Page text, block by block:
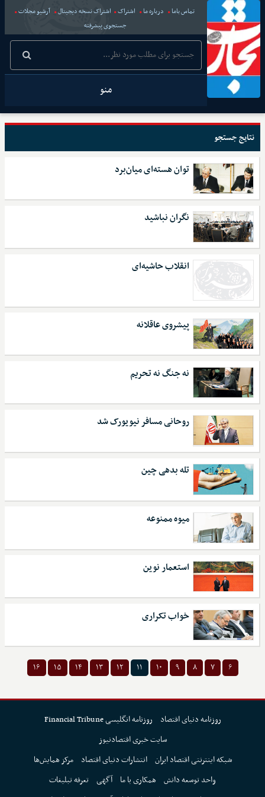
تماس باما درباره ما اشتراک اشتراک نسخه دیجیتال
آرشیو مجلات
جستجوی پیشرفته
منو
نتایج جستجو
توان هسته‌ای میان‌برد
نگران نباشید
انقلاب حاشیه‌ای
پیشروی عاقلانه
نه جنگ نه تحریم
روحانی مسافر نیویورک شد
تله بدهی چین
میوه ممنوعه
استعمار نوین
خواب تکراری
۶ ۷ ۸ ۹ ۱۰ ۱۱ ۱۲ ۱۳ ۱۴ ۱۵ ۱۶
روزنامه دنیای اقتصاد
روزنامه انگلیسی Financial Tribune
سایت خبری اقتصادنیوز
شبکه اینترنتی اقتصاد ایران انتشارات دنیای اقتصاد
مرکز همایش‌ها
واحد توسعه دانش همکاری با ما آگهی تعرفه تبلیغات